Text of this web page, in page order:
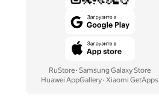
RuStore· Samsung Galaxy Store
Huawei AppGallery· Xiaomi GetApps